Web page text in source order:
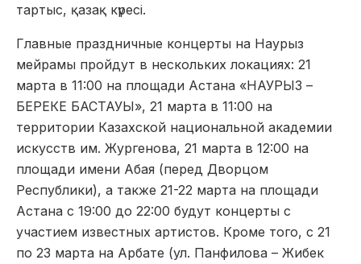
тартыс, қазақ күресі.
Главные праздничные концерты на Наурыз
мейрамы пройдут в нескольких локациях: 21
марта в 11:00 на площади Астана «НАУРЫЗ –
БЕРЕКЕ БАСТАУЫ», 21 марта в 11:00 на
территории Казахской национальной академии
искусств им. Жургенова, 21 марта в 12:00 на
площади имени Абая (перед Дворцом
Республики), а также 21-22 марта на площади
Астана с 19:00 до 22:00 будут концерты с
участием известных артистов. Кроме того, с 21
по 23 марта на Арбате (ул. Панфилова – Жибек